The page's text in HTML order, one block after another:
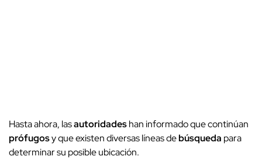
Hasta ahora, lasautoridadeshan informado que continúan
prófugosy que existen diversas líneas debúsqueda para
determinar su posible ubicación.